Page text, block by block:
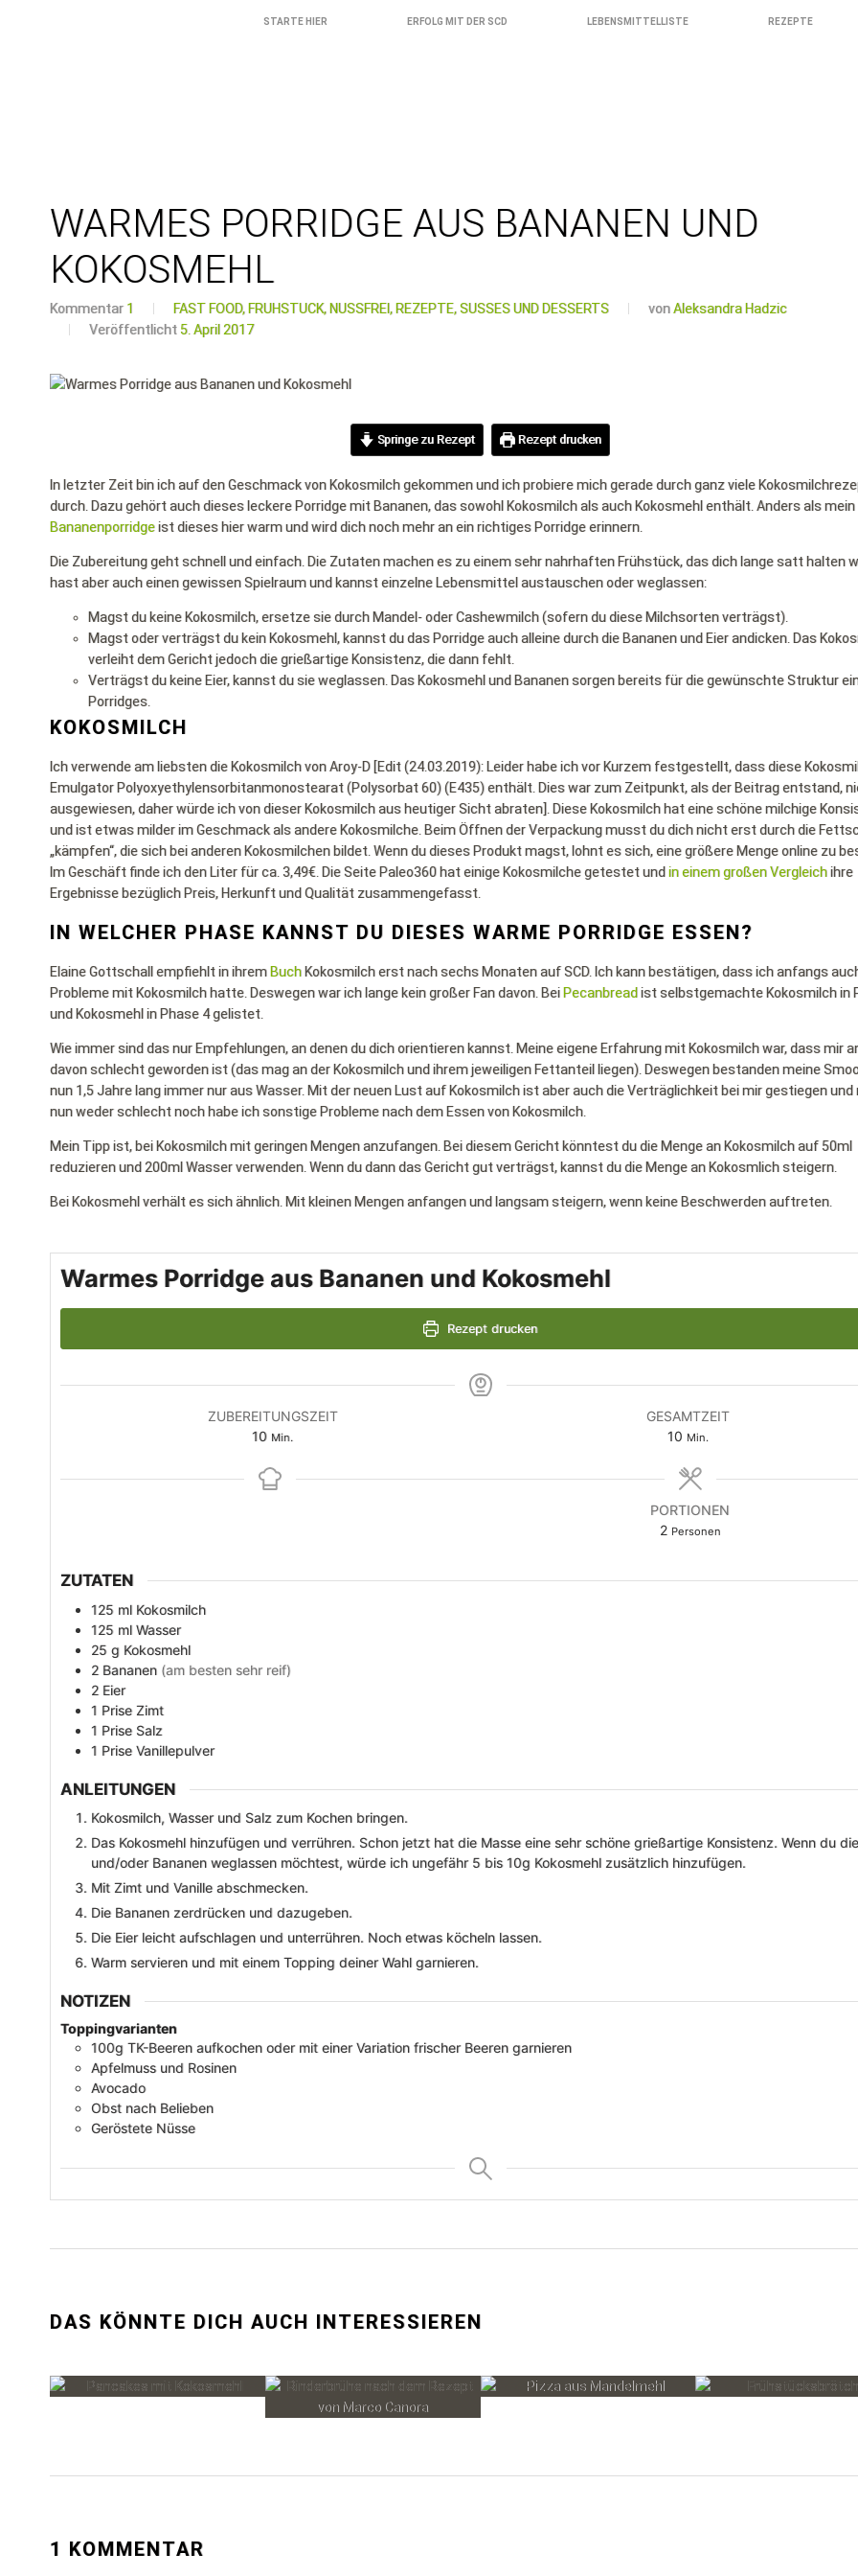
STARTE HIER ERFOLG MIT DER SCD LEBENSMITTELLISTE REZEPTE
WARMES PORRIDGE AUS BANANEN UND
KOKOSMEHL
Kommentar 1 FAST FOOD, FRÜHSTÜCK, NUSSFREI, REZEPTE,SÜSSES UND DESSERTS vonAleksandra Hadzic
Veröffentlicht5. April 2017
Springe zu Rezept Rezept drucken
In letzter Zeit bin ich auf den Geschmack von Kokosmilch gekommen und ich probiere mich gerade durch ganz viele
durch. Dazu gehört auch dieses leckere Porridge mit Bananen, das sowohl Kokosmilch als auch Kokosmehl enthält. Anders als mein
Bananenporridgeist dieses hier warm und wird dich noch mehr an ein richtiges Porridge erinnern.
Die Zubereitung geht schnell und einfach. Die Zutaten machen es zu einem sehr nahrhaften Frühstück, das dich lange satt halten
hast aber auch einen gewissen Spielraum und kannst einzelne Lebensmittel austauschen oder weglassen:
Magst du keine Kokosmilch, ersetze sie durch Mandel- oder Cashewmilch (sofern du diese Milchsorten verträgst).
Magst oder verträgst du kein Kokosmehl, kannst du das Porridge auch alleine durch die Bananen und Eier andicken. Das
verleiht dem Gericht jedoch die grießartige Konsistenz, die dann fehlt.
Verträgst du keine Eier, kannst du sie weglassen. Das Kokosmehl und Bananen sorgen bereits für die gewünschte Struktur
Porridges.
KOKOSMILCH
Ich verwende am liebsten die Kokosmilch von Aroy-D [Edit (24.03.2019): Leider habe ich vor Kurzem festgestellt, dass diese
Emulgator Polyoxyethylensorbitanmonostearat (Polysorbat 60) (E435) enthält. Dies war zum Zeitpunkt, als der Beitrag entstand,
ausgewiesen, daher würde ich von dieser Kokosmilch aus heutiger Sicht abraten]. Diese Kokosmilch hat eine schöne milchige
und ist etwas milder im Geschmack als andere Kokosmilche. Beim Öffnen der Verpackung musst du dich nicht erst durch die
„kämpfen“, die sich bei anderen Kokosmilchen bildet. Wenn du dieses Produkt magst, lohnt es sich, eine größere Menge online zu
Im Geschäft finde ich den Liter für ca. 3,49€. Die Seite Paleo360 hat einige Kokosmilche getestet und in einem großen Vergleichihre
Ergebnisse bezüglich Preis, Herkunft und Qualität zusammengefasst.
IN WELCHER PHASE KANNST DU DIESES WARME PORRIDGE ESSEN?
Elaine Gottschall empfiehlt in ihrem Buch Kokosmilch erst nach sechs Monaten auf SCD. Ich kann bestätigen, dass ich anfangs
Probleme mit Kokosmilch hatte. Deswegen war ich lange kein großer Fan davon. Bei Pecanbread ist selbstgemachte Kokosmilch in
und Kokosmehl in Phase 4 gelistet.
Wie immer sind das nur Empfehlungen, an denen du dich orientieren kannst. Meine eigene Erfahrung mit Kokosmilch war, dass mir
davon schlecht geworden ist (das mag an der Kokosmilch und ihrem jeweiligen Fettanteil liegen). Deswegen bestanden meine
nun 1,5 Jahre lang immer nur aus Wasser. Mit der neuen Lust auf Kokosmilch ist aber auch die Verträglichkeit bei mir gestiegen und
nun weder schlecht noch habe ich sonstige Probleme nach dem Essen von Kokosmilch.
Mein Tipp ist, bei Kokosmilch mit geringen Mengen anzufangen. Bei diesem Gericht könntest du die Menge an Kokosmilch auf 50ml
reduzieren und 200ml Wasser verwenden. Wenn du dann das Gericht gut verträgst, kannst du die Menge an Kokosmlich steigern.
Bei Kokosmehl verhält es sich ähnlich. Mit kleinen Mengen anfangen und langsam steigern, wenn keine Beschwerden auftreten.
Warmes Porridge aus Bananen und Kokosmehl
Rezept drucken
ZUBEREITUNGSZEIT
10Minuten
Min.
GESAMTZEIT
10Minuten
Min.
PORTIONEN
2 Personen
ZUTATEN
125 ml Kokosmilch
125 ml Wasser
25 g Kokosmehl
2 Bananen (am besten sehr reif)
2 Eier
1 Prise Zimt
1 Prise Salz
1 Prise Vanillepulver
ANLEITUNGEN
Kokosmilch, Wasser und Salz zum Kochen bringen.
Das Kokosmehl hinzufügen und verrühren. Schon jetzt hat die Masse eine sehr schöne grießartige Konsistenz. Wenn du
und/oder Bananen weglassen möchtest, würde ich ungefähr 5 bis 10g Kokosmehl zusätzlich hinzufügen.
Mit Zimt und Vanille abschmecken.
Die Bananen zerdrücken und dazugeben.
Die Eier leicht aufschlagen und unterrühren. Noch etwas köcheln lassen.
Warm servieren und mit einem Topping deiner Wahl garnieren.
NOTIZEN
Toppingvarianten
100g TK-Beeren aufkochen oder mit einer Variation frischer Beeren garnieren
Apfelmuss und Rosinen
Avocado
Obst nach Belieben
Geröstete Nüsse
DAS KÖNNTE DICH AUCH INTERESSIEREN
1 KOMMENTAR